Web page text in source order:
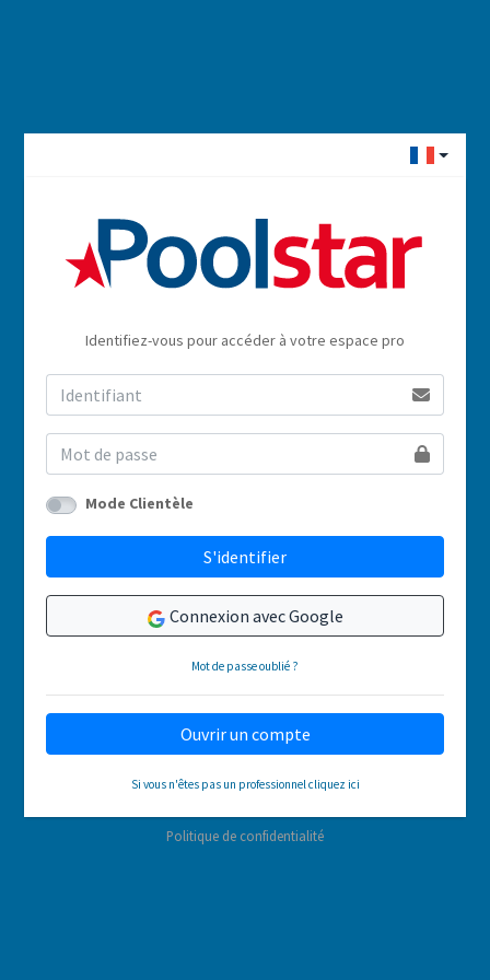
Identifiez-vous pour accéder à votre espace pro
Mode Clientèle
S'identifier
Connexion avec Google
Mot de passe oublié ?
Ouvrir un compte
Si vous n'êtes pas un professionnel cliquez ici
Politique de confidentialité